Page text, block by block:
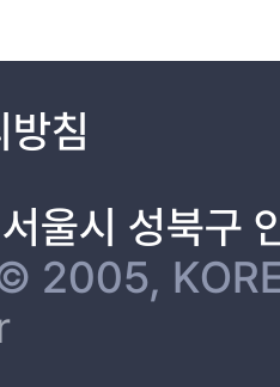
침
울시 성북구
2005,